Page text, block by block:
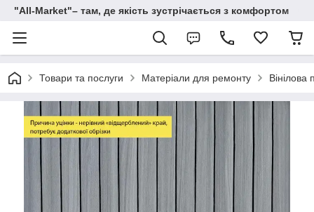
"All-Мarket"– там, де якість зустрічається з комфортом
Товари та послуги Матеріали для ремонту Вінілова